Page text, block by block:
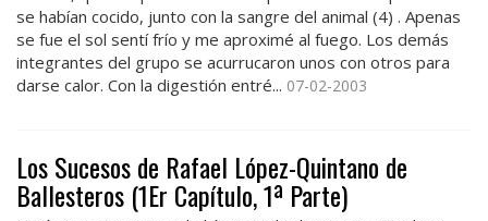
se habían cocido, junto con la sangre del animal (4) . Apenas
se fue el sol sentí frío y me aproximé al fuego. Los demás
integrantes del grupo se acurrucaron unos con otros para
darse calor. Con la digestión entré... 07-02-2003
Los Sucesos de Rafael López-Quintano de
Ballesteros (1Er Capítulo, 1ª Parte)